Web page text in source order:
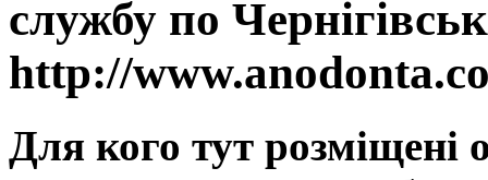
службу по
http://
Для кого тут розміщені